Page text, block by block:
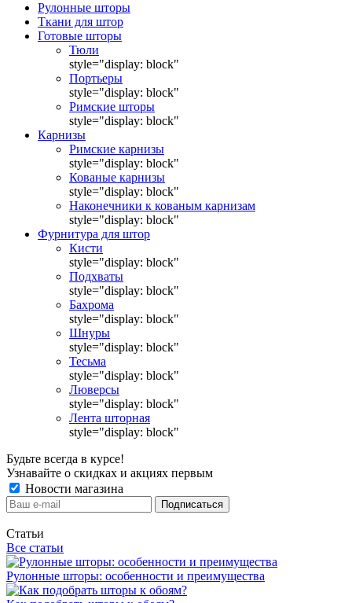
Рулонные шторы
Ткани для штор
Готовые шторы
Тюли
style="display: block"
Портьеры
style="display: block"
Римские шторы
style="display: block"
Карнизы
Римские карнизы
style="display: block"
Кованые карнизы
style="display: block"
Наконечники к кованым карнизам
style="display: block"
Фурнитура для штор
Кисти
style="display: block"
Подхваты
style="display: block"
Бахрома
style="display: block"
Шнуры
style="display: block"
Тесьма
style="display: block"
Люверсы
style="display: block"
Лента шторная
style="display: block"
Будьте всегда в курсе!
Узнавайте о скидках и акциях первым
Новости магазина
Статьи
Все статьи
Рулонные шторы: особенности и преимущества